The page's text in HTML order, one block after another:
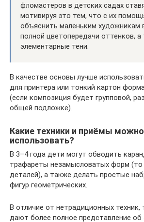
фломастеров в детских садах
мотивируя это тем, что с их
объяснить маленьким художникам
полной цветопередачи оттенков,
элементарные тени.
В качестве основы лучше
для принтера или тонкий картон
(если композиция будет групповой,
общей подложке).
Какие техники и приёмы можно
использовать?
В 3–4 года дети могут обводить
трафареты незамысловатых форм (то
деталей), а также делать простые
фигур геометрических.
В отличие от нетрадиционных техник,
дают более полное представление об